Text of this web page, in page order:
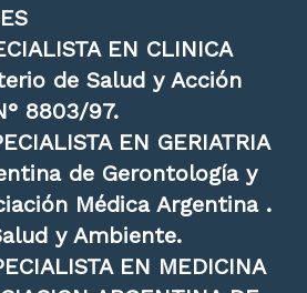
EN CLINICA
de Salud y Acción
8803/97.
EN GERIATRIA
de Gerontología y
Médica Argentina .
y Ambiente.
EN MEDICINA